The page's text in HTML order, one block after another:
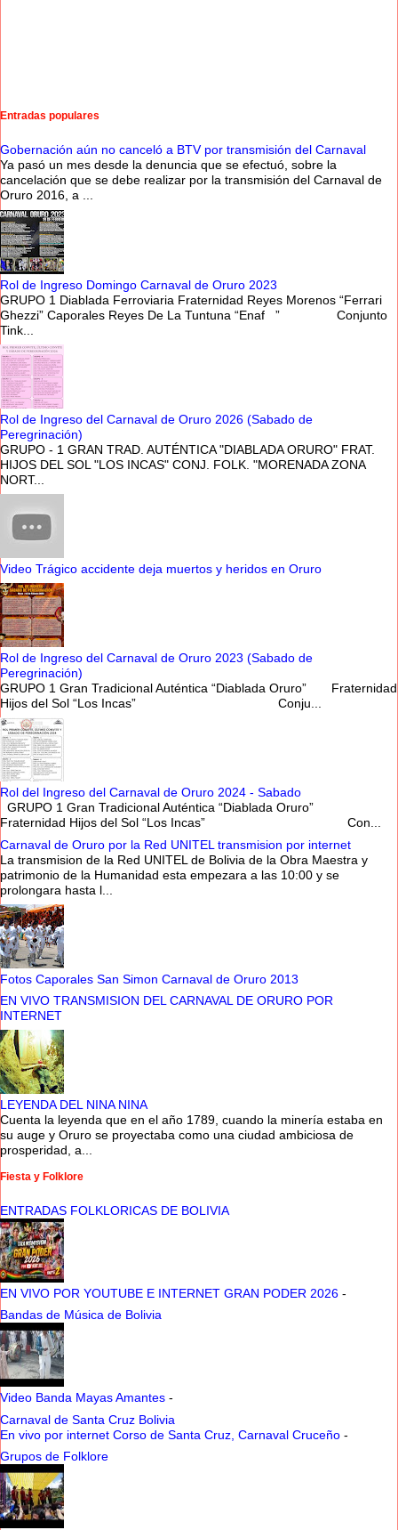
Entradas populares
Gobernación aún no canceló a BTV por transmisión del Carnaval
Ya pasó un mes desde la denuncia que se efectuó, sobre la
cancelación que se debe realizar por la transmisión del Carnaval de
Oruro 2016, a ...
Rol de Ingreso Domingo Carnaval de Oruro 2023
GRUPO 1 Diablada Ferroviaria Fraternidad Reyes Morenos “Ferrari
Ghezzi” Caporales Reyes De La Tuntuna “Enaf ” Conjunto
Tink...
Rol de Ingreso del Carnaval de Oruro 2026 (Sabado de
Peregrinación)
GRUPO - 1 GRAN TRAD. AUTÉNTICA "DIABLADA ORURO" FRAT.
HIJOS DEL SOL "LOS INCAS" CONJ. FOLK. "MORENADA ZONA
NORT...
Video Trágico accidente deja muertos y heridos en Oruro
Rol de Ingreso del Carnaval de Oruro 2023 (Sabado de
Peregrinación)
GRUPO 1 Gran Tradicional Auténtica “Diablada Oruro” Fraternidad
Hijos del Sol “Los Incas” Conju...
Rol del Ingreso del Carnaval de Oruro 2024 - Sabado
GRUPO 1 Gran Tradicional Auténtica “Diablada Oruro”
Fraternidad Hijos del Sol “Los Incas” Con...
Carnaval de Oruro por la Red UNITEL transmision por internet
La transmision de la Red UNITEL de Bolivia de la Obra Maestra y
patrimonio de la Humanidad esta empezara a las 10:00 y se
prolongara hasta l...
Fotos Caporales San Simon Carnaval de Oruro 2013
EN VIVO TRANSMISION DEL CARNAVAL DE ORURO POR
INTERNET
LEYENDA DEL NINA NINA
Cuenta la leyenda que en el año 1789, cuando la minería estaba en
su auge y Oruro se proyectaba como una ciudad ambiciosa de
prosperidad, a...
Fiesta y Folklore
ENTRADAS FOLKLORICAS DE BOLIVIA
EN VIVO POR YOUTUBE E INTERNET GRAN PODER 2026 -
Bandas de Música de Bolivia
Video Banda Mayas Amantes -
Carnaval de Santa Cruz Bolivia
En vivo por internet Corso de Santa Cruz, Carnaval Cruceño -
Grupos de Folklore